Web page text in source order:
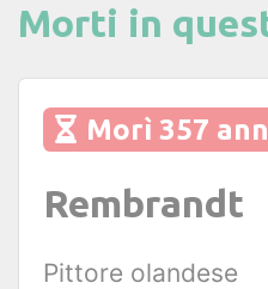
Morti in
Morì 357
Rembrandt
Pittore olandese